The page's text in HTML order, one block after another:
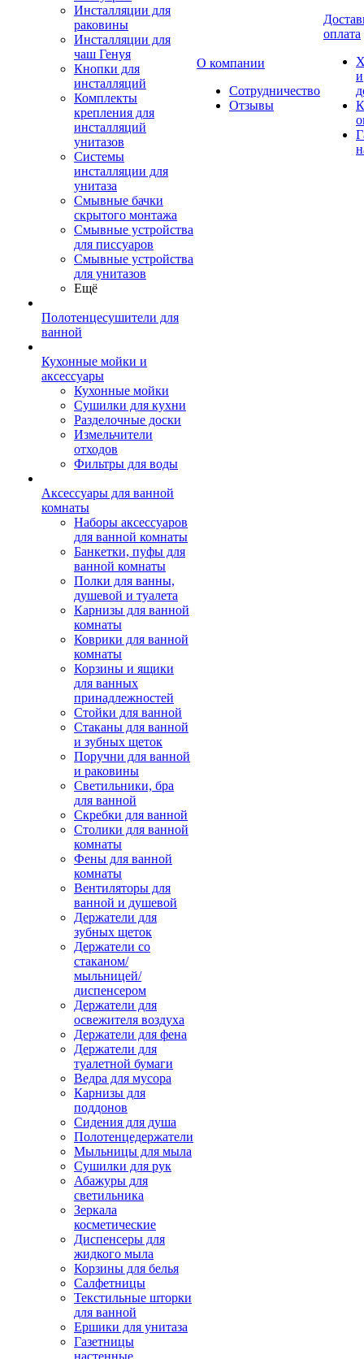
Инсталляции для
раковины
Инсталляции для
чаш Генуя
Кнопки для
инсталляций
Комплекты
крепления для
инсталляций
унитазов
Системы
инсталляции для
унитаза
Смывные бачки
скрытого монтажа
Смывные устройства
для писсуаров
Смывные устройства
для унитазов
Ещё
Полотенцесушители для
ванной
Кухонные мойки и
аксессуары
Кухонные мойки
Сушилки для кухни
Разделочные доски
Измельчители
отходов
Фильтры для воды
Аксессуары для ванной
комнаты
Наборы аксессуаров
для ванной комнаты
Банкетки, пуфы для
ванной комнаты
Полки для ванны,
душевой и туалета
Карнизы для ванной
комнаты
Коврики для ванной
комнаты
Корзины и ящики
для ванных
принадлежностей
Стойки для ванной
Стаканы для ванной
и зубных щеток
Поручни для ванной
и раковины
Светильники, бра
для ванной
Скребки для ванной
Столики для ванной
комнаты
Фены для ванной
комнаты
Вентиляторы для
ванной и душевой
Держатели для
зубных щеток
Держатели со
стаканом/
мыльницей/
диспенсером
Держатели для
освежителя воздуха
Держатели для фена
Держатели для
туалетной бумаги
Ведра для мусора
Карнизы для
поддонов
Сидения для душа
Полотенцедержатели
Мыльницы для мыла
Сушилки для рук
Абажуры для
светильника
Зеркала
косметические
Диспенсеры для
жидкого мыла
Корзины для белья
Салфетницы
Текстильные шторки
для ванной
Ершики для унитаза
Газетницы
настенные
О компании
Сотрудничество
Отзывы
оплата
и